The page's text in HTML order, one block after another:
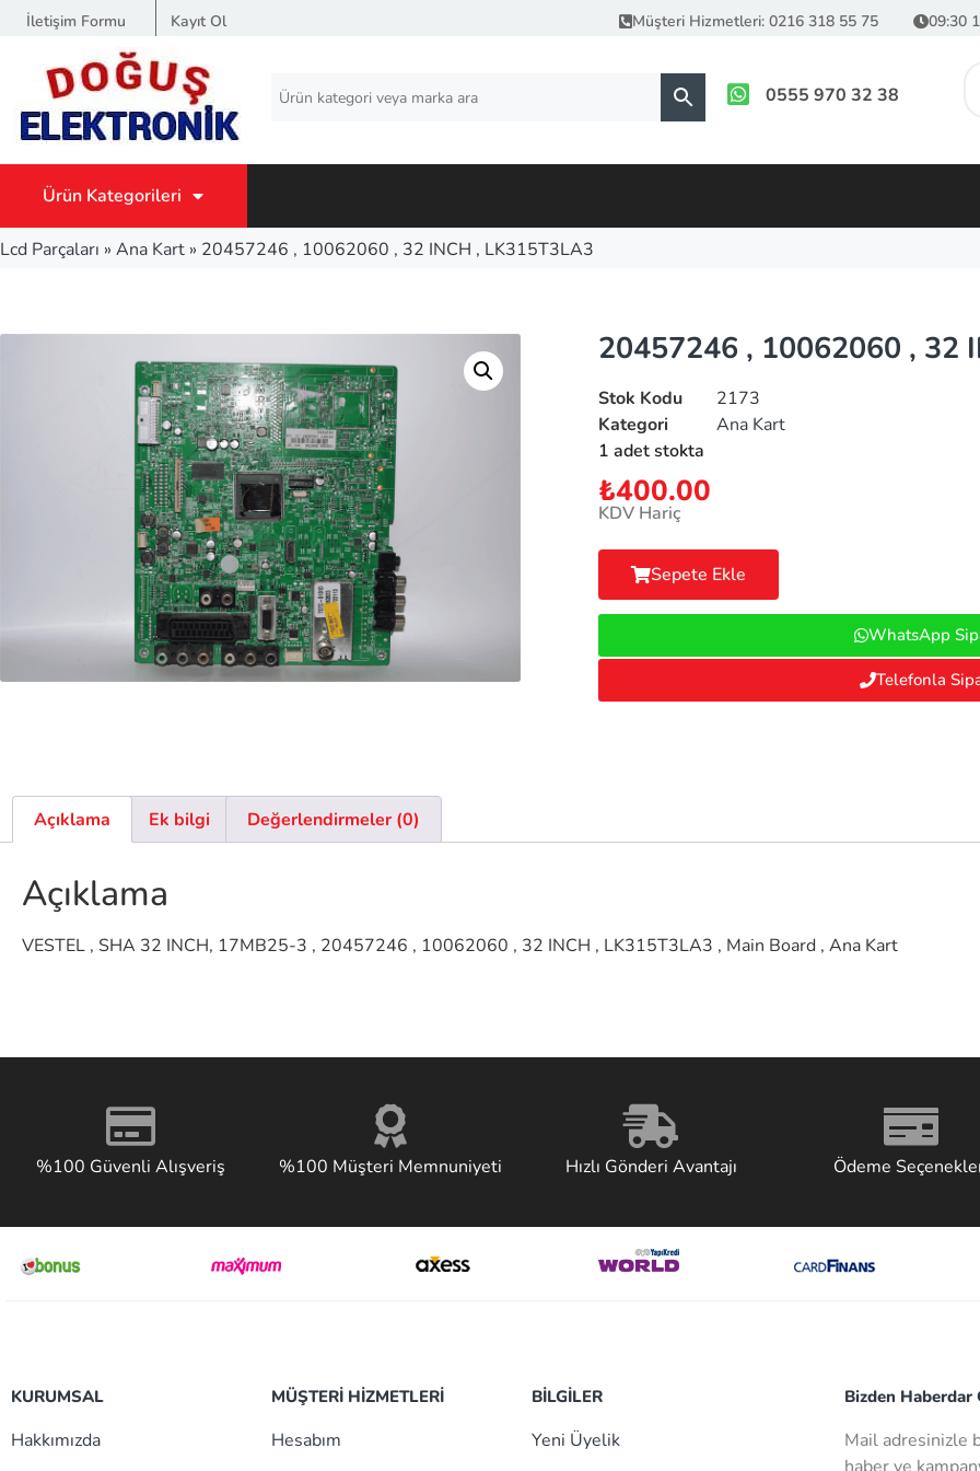
İletişim Formu Kayıt Ol Müşteri Hizmetleri: 0216 318 55 75 09:30
0555 970 32 38
Ürün Kategorileri
Lcd Parçaları » Ana Kart » 20457246 , 10062060 , 32 INCH , LK315T3LA3
20457246 , 10062060 , 32
Stok Kodu
2173
Kategori
Ana Kart
1 adet stokta
₺400.00
KDV Hariç
Sepete Ekle
WhatsApp
Telefonla
Açıklama Ek bilgi Değerlendirmeler (0)
Açıklama
VESTEL , SHA 32 INCH, 17MB25-3 , 20457246 , 10062060 , 32 INCH , LK315T3LA3 , Main Board , Ana Kart
%100 Güvenli Alışveriş %100 Müşteri Memnuniyeti Hızlı Gönderi Avantajı Ödeme
KURUMSAL
Hakkımızda
MÜŞTERİ HİZMETLERİ
Hesabım
BİLGİLER
Yeni Üyelik
Bizden Haberdar
Mail adresinizle